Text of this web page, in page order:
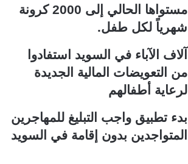
ب
ة
ل
ي
مستواها الحالي إلى 2000 كرونة
شهرياً لكل طفل.
آلاف الآباء في السويد استفادوا
من التعويضات المالية الجديدة
لرعاية أطفالهم
بدء تطبيق واجب التبليغ للمهاجرين
المتواجدين بدون إقامة في السويد